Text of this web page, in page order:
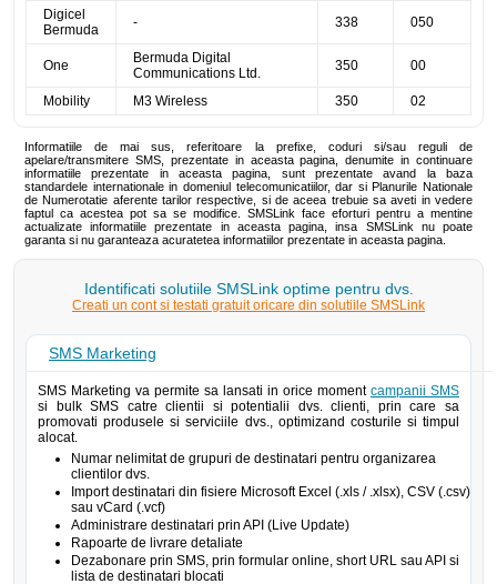
Digicel
Bermuda
- 338 050
One
Bermuda Digital
Communications Ltd.
350 00
Mobility M3 Wireless 350 02
Informatiile de mai sus, referitoare la prefixe, coduri si/sau reguli de
apelare/transmitere SMS, prezentate in aceasta pagina, denumite in continuare
informatiile prezentate in aceasta pagina, sunt prezentate avand la baza
standardele internationale in domeniul telecomunicatiilor, dar si Planurile Nationale
de Numerotatie aferente tarilor respective, si de aceea trebuie sa aveti in vedere
faptul ca acestea pot sa se modifice. SMSLink face eforturi pentru a mentine
actualizate informatiile prezentate in aceasta pagina, insa SMSLink nu poate
garanta si nu garanteaza acuratetea informatiilor prezentate in aceasta pagina.
Identificati solutiile SMSLink optime pentru dvs.
Creati un cont si testati gratuit oricare din solutiile SMSLink
SMS Marketing
SMS Marketing va permite sa lansati in orice moment campanii SMS
si bulk SMS catre clientii si potentialii dvs. clienti, prin care sa
promovati produsele si serviciile dvs., optimizand costurile si timpul
alocat.
Numar nelimitat de grupuri de destinatari pentru organizarea
clientilor dvs.
Import destinatari din fisiere Microsoft Excel (.xls / .xlsx), CSV (.csv)
sau vCard (.vcf)
Administrare destinatari prin API (Live Update)
Rapoarte de livrare detaliate
Dezabonare prin SMS, prin formular online, short URL sau API si
lista de destinatari blocati